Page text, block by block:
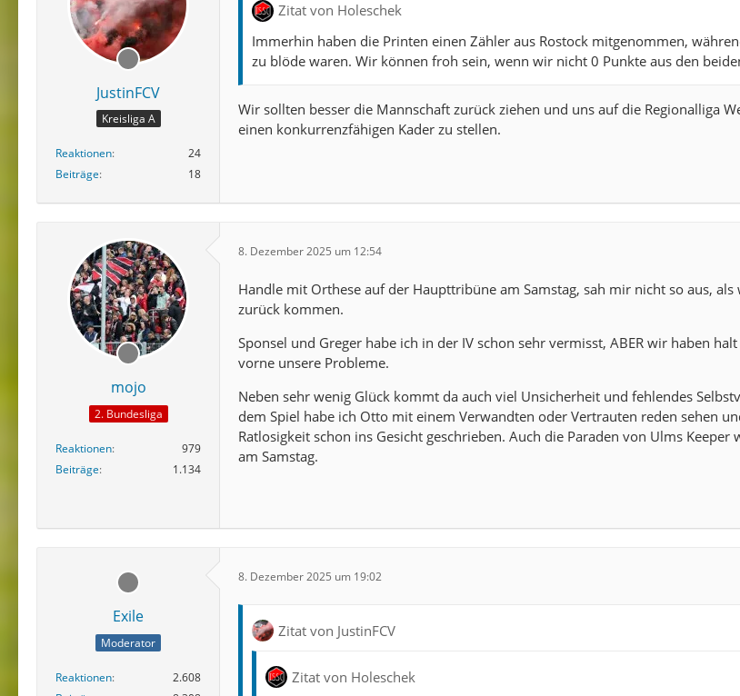
JustinFCV
Kreisliga A
Reaktionen
24
Beiträge
18
Zitat von Holeschek
Immerhin haben die Printen einen Zähler aus Rostock mitgenommen,
zu blöde waren. Wir können froh sein, wenn wir nicht 0 Punkte aus den
Wir sollten besser die Mannschaft zurück ziehen und uns auf die Regionalliga
einen konkurrenzfähigen Kader zu stellen.
mojo
2. Bundesliga
Reaktionen
979
Beiträge
1.134
8. Dezember 2025 um 12:54
Handle mit Orthese auf der Haupttribüne am Samstag, sah mir nicht so aus, als
zurück kommen.
Sponsel und Greger habe ich in der IV schon sehr vermisst, ABER wir haben
vorne unsere Probleme.
Neben sehr wenig Glück kommt da auch viel Unsicherheit und fehlendes
dem Spiel habe ich Otto mit einem Verwandten oder Vertrauten reden sehen
Ratlosigkeit schon ins Gesicht geschrieben. Auch die Paraden von Ulms Keeper
am Samstag.
Exile
Moderator
Reaktionen
2.608
8. Dezember 2025 um 19:02
Zitat von JustinFCV
Zitat von Holeschek